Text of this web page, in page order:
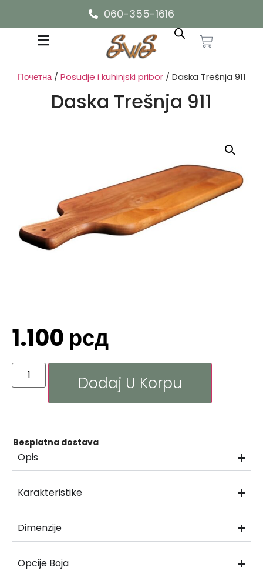
060-355-1616
Почетна/Posudje i kuhinjski pribor/ Daska Trešnja 911
Daska Trešnja 911
1.100 рсд
Dodaj U Korpu
Besplatna dostava
Opis
Karakteristike
Dimenzije
Opcije Boja